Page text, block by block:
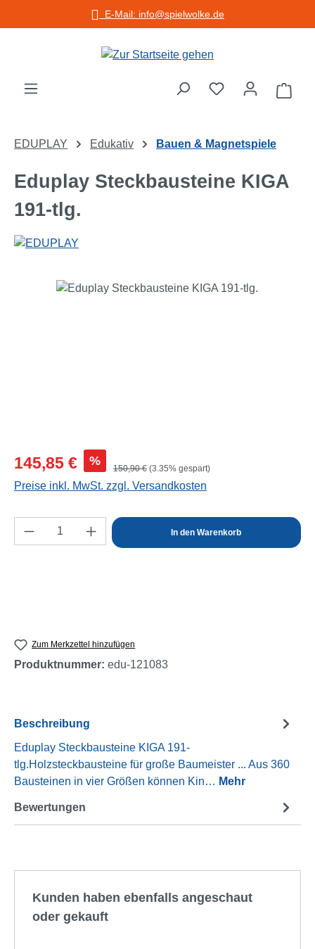
Zum Hauptinhalt springenE-Mail: info@spielwolke.de
EDUPLAY Edukativ Bauen & Magnetspiele
Eduplay Steckbausteine KIGA
191-tlg.
Verkaufspreis:
145,85 € % Regulärer Preis:
150,90 € (3.35% gespart)
Preise inkl. MwSt. zzgl. Versandkosten
Produkt Anzahl: Gib den gewünschten
In den Warenkorb
Zum Merkzettel hinzufügen
Produktnummer: edu-121083
Beschreibung
Eduplay Steckbausteine KIGA 191-
tlg.Holzsteckbausteine für große Baumeister ... Aus 360
Bausteinen in vier Größen können Kin… Mehr
Bewertungen
Kunden haben ebenfalls angeschaut
oder gekauft